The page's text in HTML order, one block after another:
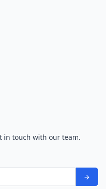
in touch with our team.